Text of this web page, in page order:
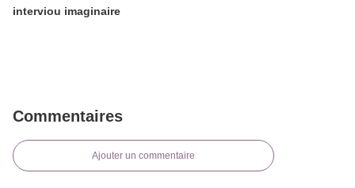
interviou imaginaire
Commentaires
Ajouter un commentaire